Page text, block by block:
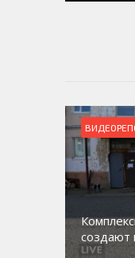
территорию